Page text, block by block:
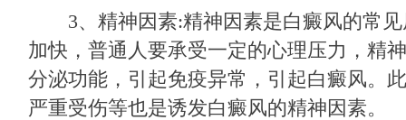
3、精神因素:精神因素是白癜风的常见
加快，普通人要承受一定的心理压力，精
分泌功能，引起免疫异常，引起白癜风。
严重受伤等也是诱发白癜风的精神因素。